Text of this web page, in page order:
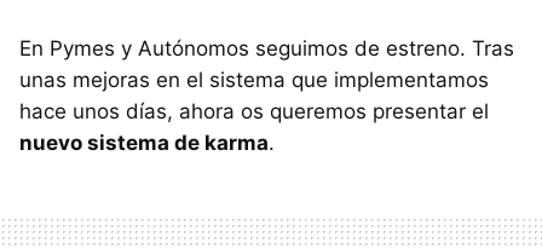
En Pymes y Autónomos seguimos de estreno. Tras
unas mejoras en el sistema que implementamos
hace unos días, ahora os queremos presentar el
nuevo sistema de karma.